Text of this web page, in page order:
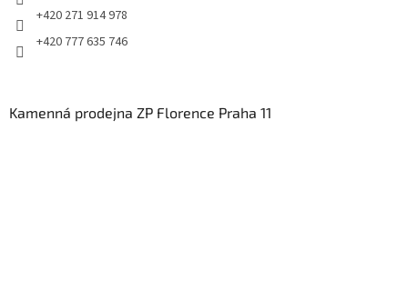
+420 271 914 978
+420 777 635 746
Kamenná prodejna ZP Florence Praha 11